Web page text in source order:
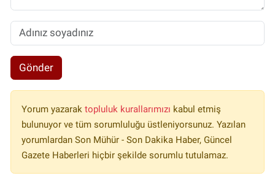
Gönder
Yorum yazarak topluluk kurallarımızı kabul etmiş
bulunuyor ve tüm sorumluluğu üstleniyorsunuz. Yazılan
yorumlardan Son Mühür - Son Dakika Haber, Güncel
Gazete Haberleri hiçbir şekilde sorumlu tutulamaz.